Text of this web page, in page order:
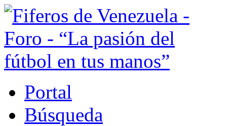
Portal
Búsqueda